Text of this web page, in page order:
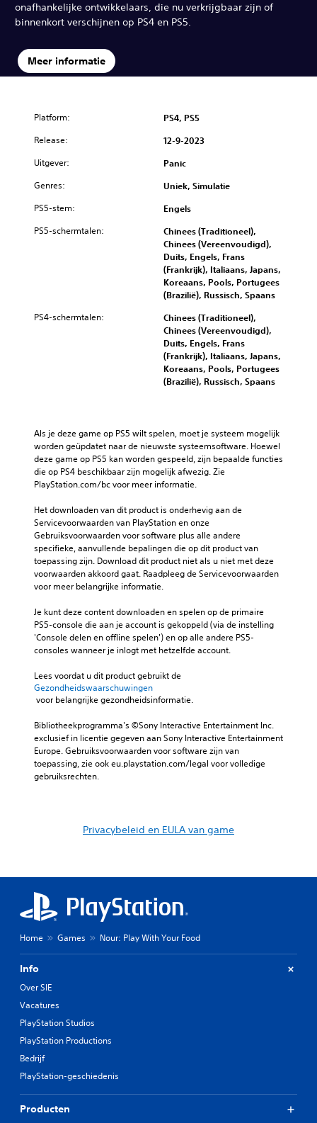
onafhankelijke ontwikkelaars, die nu verkrijgbaar zijn of
binnenkort verschijnen op PS4 en PS5.
Meer informatie
Platform: PS4, PS5
Release: 12-9-2023
Uitgever: Panic
Genres: Uniek, Simulatie
PS5-stem: Engels
PS5-schermtalen:
Chinees (Traditioneel),
Chinees (Vereenvoudigd),
Duits, Engels, Frans
(Frankrijk), Italiaans, Japans,
Koreaans, Pools, Portugees
(Brazilië), Russisch, Spaans
PS4-schermtalen:
Chinees (Traditioneel),
Chinees (Vereenvoudigd),
Duits, Engels, Frans
(Frankrijk), Italiaans, Japans,
Koreaans, Pools, Portugees
(Brazilië), Russisch, Spaans
Als je deze game op PS5 wilt spelen, moet je systeem mogelijk
worden geüpdatet naar de nieuwste systeemsoftware. Hoewel
deze game op PS5 kan worden gespeeld, zijn bepaalde functies
die op PS4 beschikbaar zijn mogelijk afwezig. Zie
PlayStation.com/bc voor meer informatie.
Het downloaden van dit product is onderhevig aan de
Servicevoorwaarden van PlayStation en onze
Gebruiksvoorwaarden voor software plus alle andere
specifieke, aanvullende bepalingen die op dit product van
toepassing zijn. Download dit product niet als u niet met deze
voorwaarden akkoord gaat. Raadpleeg de Servicevoorwaarden
voor meer belangrijke informatie.
Je kunt deze content downloaden en spelen op de primaire
PS5-console die aan je account is gekoppeld (via de instelling
'Console delen en offline spelen') en op alle andere PS5-
consoles wanneer je inlogt met hetzelfde account.
Lees voordat u dit product gebruikt de
Gezondheidswaarschuwingen
voor belangrijke gezondheidsinformatie.
Bibliotheekprogramma's ©Sony Interactive Entertainment Inc.
exclusief in licentie gegeven aan Sony Interactive Entertainment
Europe. Gebruiksvoorwaarden voor software zijn van
toepassing, zie ook eu.playstation.com/legal voor volledige
gebruiksrechten.
Privacybeleid en EULA van game
Home Games Nour: Play With Your Food
Info
Over SIE
Vacatures
PlayStation Studios
PlayStation Productions
Bedrijf
PlayStation-geschiedenis
Producten